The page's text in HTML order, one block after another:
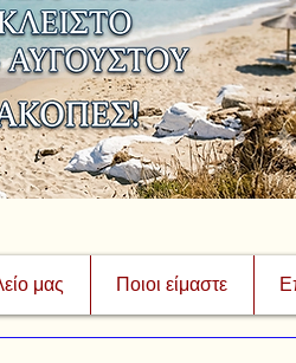
μας Ποιοι είμαστε